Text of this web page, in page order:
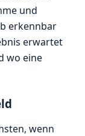
und
erkennbar
erwartet
wo eine
wenn